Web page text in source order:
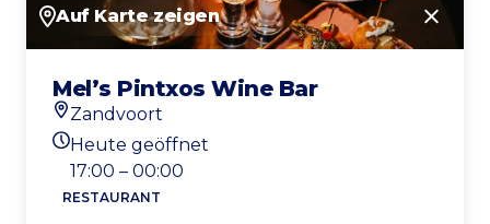
Auf Karte zeigen
Mel’s Pintxos Wine Bar
Standort
Zandvoort
Heutigen Öffnungszeiten
Heute geöffnet
17:00 – 00:00
RESTAURANT